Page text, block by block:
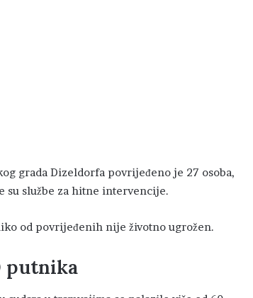
grada Dizeldorfa povrijeđeno je 27 osoba,
su službe za hitne intervencije.
od povrijeđenih nije životno ugrožen.
putnika